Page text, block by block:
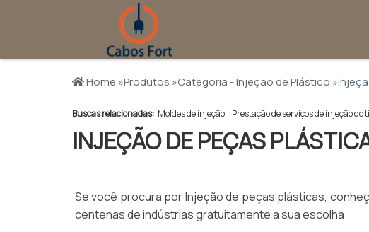
Home »Produtos »Categoria - Injeção de Plástico »
Buscas relacionadas: Moldes de injeção Prestação de serviços de injeção do
INJEÇÃO DE PEÇAS
Se você procura por Injeção de peças plásticas,
centenas de indústrias gratuitamente a sua escolha